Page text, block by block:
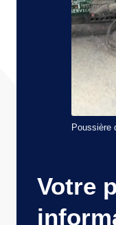
Poussière
Votre